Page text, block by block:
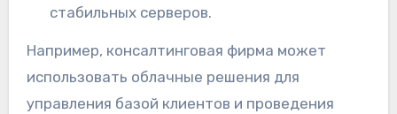
стабильных серверов.
Например, консалтинговая фирма может
использовать облачные решения для
управления базой клиентов и проведения